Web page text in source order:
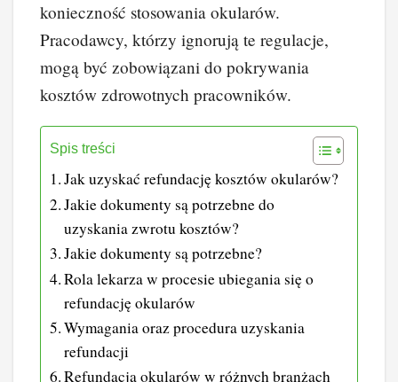
konieczność stosowania okularów.
Pracodawcy, którzy ignorują te regulacje,
mogą być zobowiązani do pokrywania
kosztów zdrowotnych pracowników.
Spis treści
Jak uzyskać refundację kosztów okularów?
Jakie dokumenty są potrzebne do
uzyskania zwrotu kosztów?
Jakie dokumenty są potrzebne?
Rola lekarza w procesie ubiegania się o
refundację okularów
Wymagania oraz procedura uzyskania
refundacji
Refundacja okularów w różnych branżach